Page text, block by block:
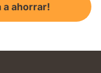
a ahorrar!